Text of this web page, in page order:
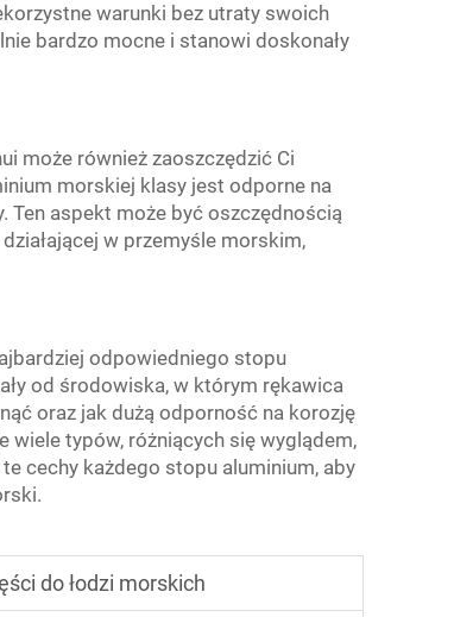
warunki bez utraty swoich
bardzo mocne i stanowi doskonały
może również zaoszczędzić Ci
morskiej klasy jest odporne na
Ten aspekt może być oszczędnością
w przemyśle morskim,
odpowiedniego stopu
od środowiska, w którym rękawica
oraz jak dużą odporność na korozję
wiele typów, różniących się wyglądem,
cechy każdego stopu aluminium, aby
do łodzi morskich